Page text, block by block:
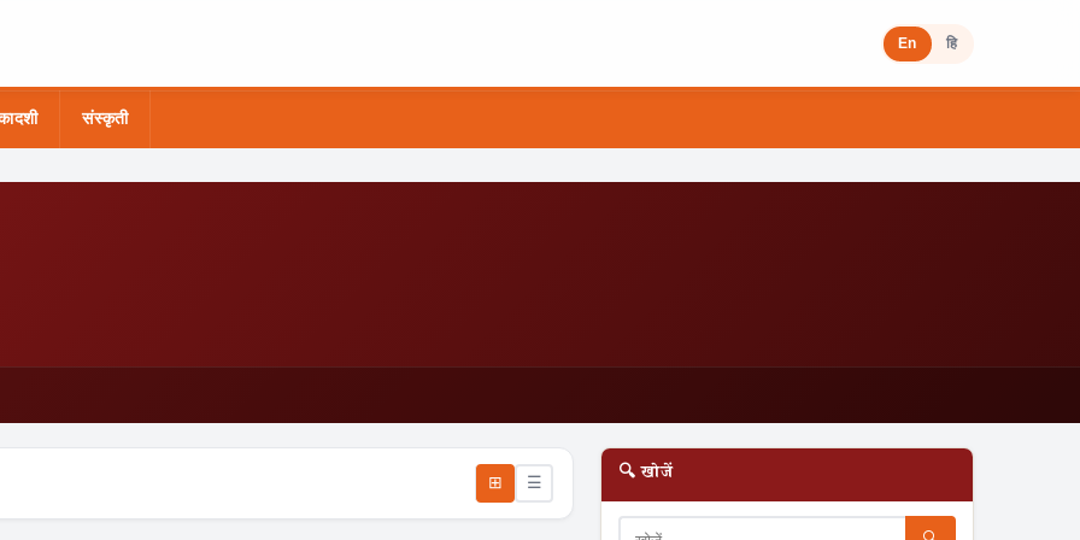
En हि
संस्कृती
⊞ ☰ 🔍 खोजें